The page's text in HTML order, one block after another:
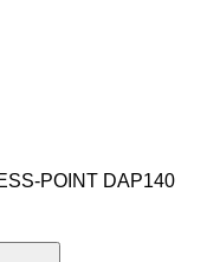
POINT DAP140